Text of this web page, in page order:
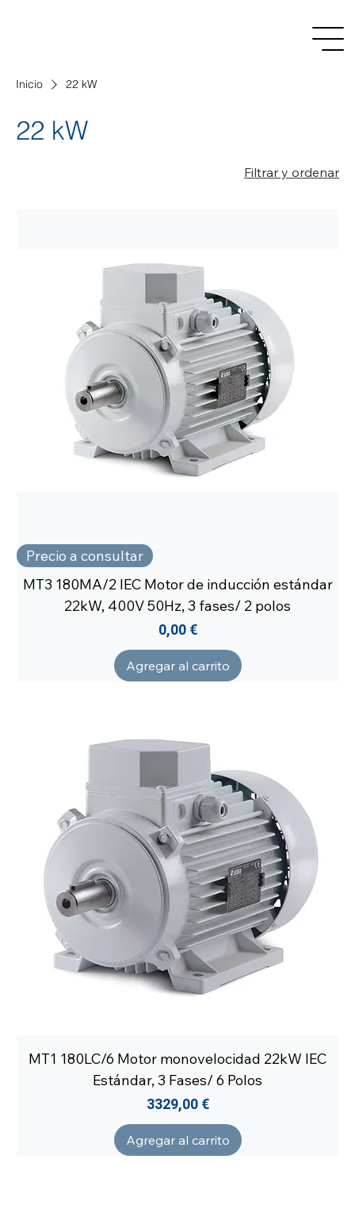
Inicio 22 kW
22 kW
Filtrar y ordenar
Precio a consultar
MT3 180MA/2 IEC Motor de inducción estándar
22kW, 400V 50Hz, 3 fases/ 2 polos
Precio
0,00 €
Agregar al carrito
MT1 180LC/6 Motor monovelocidad 22kW IEC
Estándar, 3 Fases/ 6 Polos
Precio
3329,00 €
Agregar al carrito